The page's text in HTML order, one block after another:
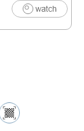
| 写真